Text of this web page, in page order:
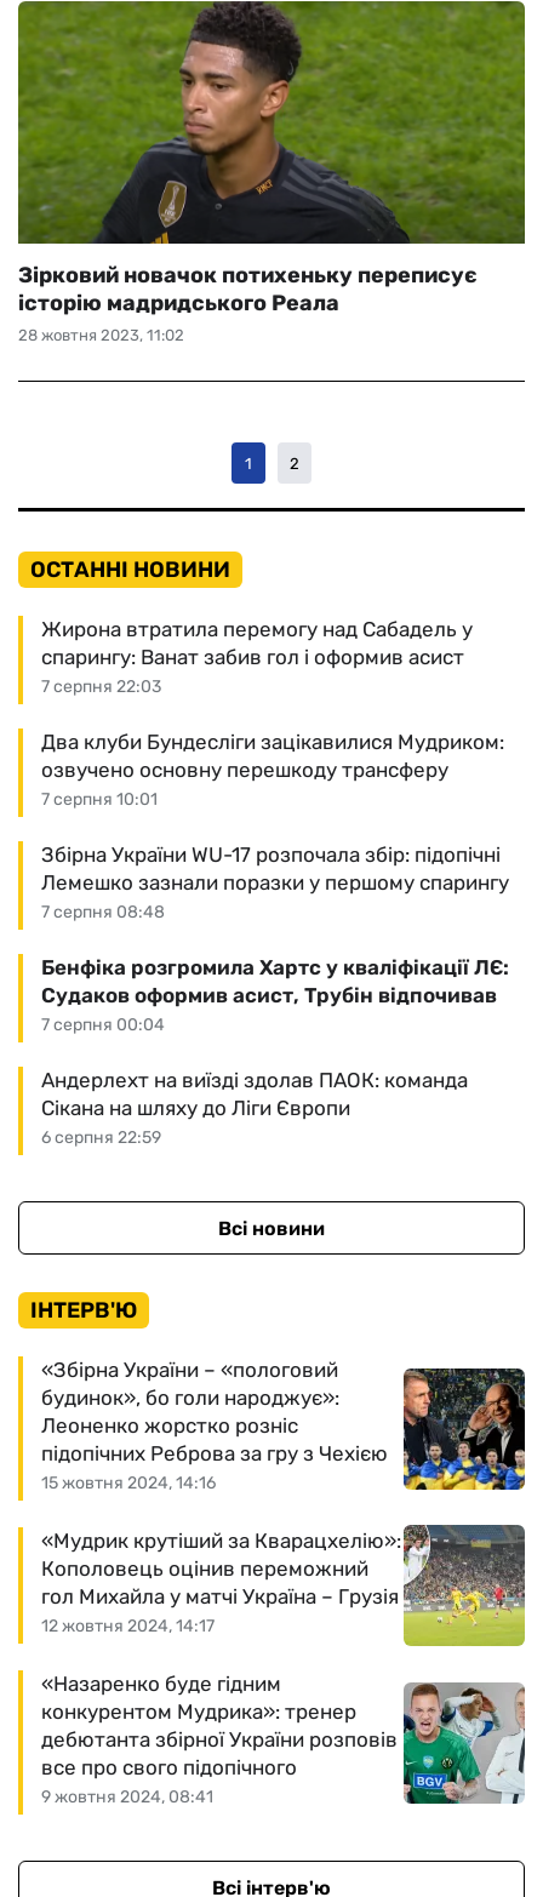
28 жовтня 2023, 11:02
Зірковий новачок потихеньку переписує
історію мадридського Реала
1 2
ОСТАННІ НОВИНИ
7 серпня 22:03
Жирона втратила перемогу над Сабадель у
спарингу: Ванат забив гол і оформив асист
7 серпня 10:01
Два клуби Бундесліги зацікавилися Мудриком:
озвучено основну перешкоду трансферу
7 серпня 08:48
Збірна України WU-17 розпочала збір: підопічні
Лемешко зазнали поразки у першому спарингу
7 серпня 00:04
Бенфіка розгромила Хартс у кваліфікації ЛЄ:
Судаков оформив асист, Трубін відпочивав
6 серпня 22:59
Андерлехт на виїзді здолав ПАОК: команда
Сікана на шляху до Ліги Європи
Всі новини
ІНТЕРВ'Ю
15 жовтня 2024, 14:16
«Збірна України – «пологовий
будинок», бо голи народжує»:
Леоненко жорстко розніс
підопічних Реброва за гру з Чехією
12 жовтня 2024, 14:17
«Мудрик крутіший за Кварацхелію»:
Кополовець оцінив переможний
гол Михайла у матчі Україна – Грузія
9 жовтня 2024, 08:41
«Назаренко буде гідним
конкурентом Мудрика»: тренер
дебютанта збірної України розповів
все про свого підопічного
Всі інтерв'ю